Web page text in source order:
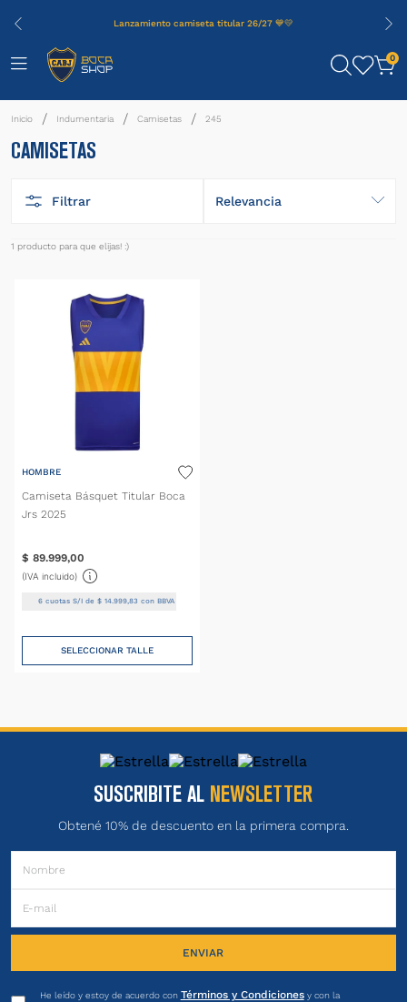
Lanzamiento camiseta titular 26/27 💙💛
0
Indumentaria Camisetas 245
CAMISETAS
Filtrar Relevancia
1 producto
HOMBRE
Camiseta Básquet Titular Boca
Jrs 2025
$ 89.999,00
(IVA incluido)
6 cuotas S/I de$ 14 .999 ,83 con BBVA
SELECCIONAR TALLE
SUSCRIBITE AL NEWSLETTER
Obtené 10% de descuento en la primera compra.
ENVIAR
He leído y estoy de acuerdo con Términos y Condicionesy con la